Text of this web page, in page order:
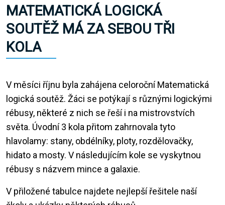
MATEMATICKÁ LOGICKÁ
SOUTĚŽ MÁ ZA SEBOU TŘI
KOLA
V měsíci říjnu byla zahájena celoroční Matematická
logická soutěž. Žáci se potýkají s různými logickými
rébusy, některé z nich se řeší i na mistrovstvích
světa. Úvodní 3 kola přitom zahrnovala tyto
hlavolamy: stany, obdélníky, ploty, rozdělovačky,
hidato a mosty. V následujícím kole se vyskytnou
rébusy s názvem mince a galaxie.
V přiložené tabulce najdete nejlepší řešitele naší